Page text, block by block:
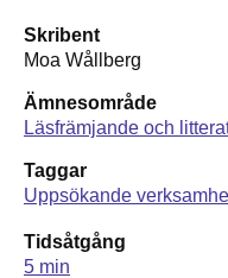
Skribent
Moa Wållberg
Ämnesområde
Läsfrämjande och
Taggar
Uppsökande
Tidsåtgång
5 min